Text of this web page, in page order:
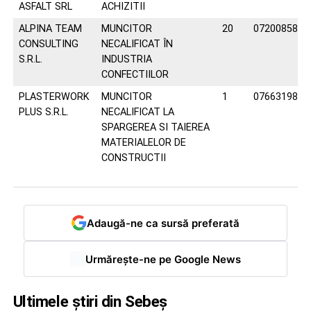
ASFALT SRL
ACHIZITII
ALPINA TEAM
CONSULTING
S.R.L.
MUNCITOR
NECALIFICAT ÎN
INDUSTRIA
CONFECTIILOR
20 0720085887
PLASTERWORK
PLUS S.R.L.
MUNCITOR
NECALIFICAT LA
SPARGEREA SI TAIEREA
MATERIALELOR DE
CONSTRUCTII
1 0766319890
Adaugă-ne ca sursă preferată
Urmărește-ne pe Google News
Ultimele știri din Sebeș